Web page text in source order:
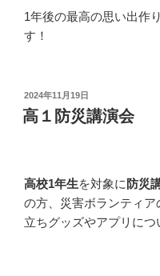
1年後の最高の思い出作
す！
投
稿
日:
2024年11月19日
高１防災講演会
高校1年生を対象に 防災
の方、災害ボランティ
立ちグッズやアプリにつ